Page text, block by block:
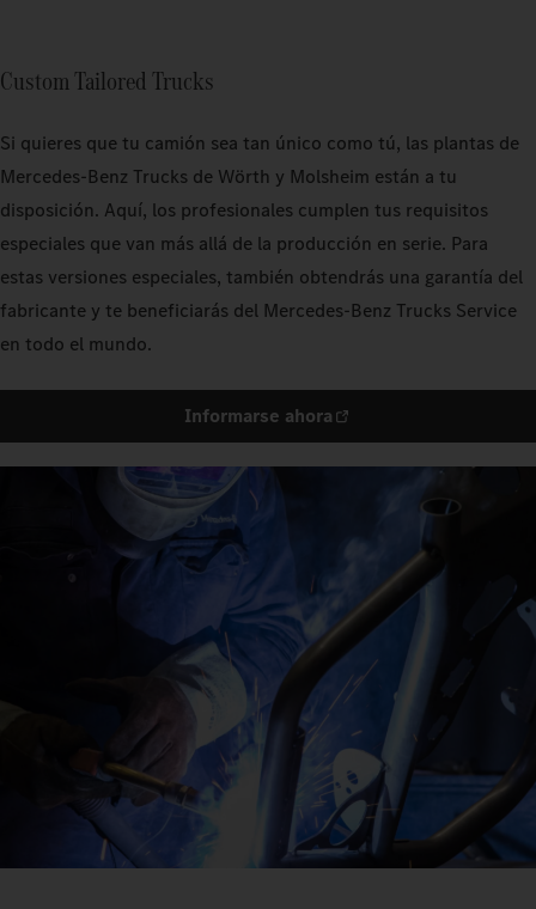
Custom Tailored Trucks
Si quieres que tu camión sea tan único como tú, las plantas de
Mercedes‑Benz Trucks de Wörth y Molsheim están a tu
disposición. Aquí, los profesionales cumplen tus requisitos
especiales que van más allá de la producción en serie. Para
estas versiones especiales, también obtendrás una garantía del
fabricante y te beneficiarás del Mercedes-Benz Trucks Service
en todo el mundo.
Informarse ahora